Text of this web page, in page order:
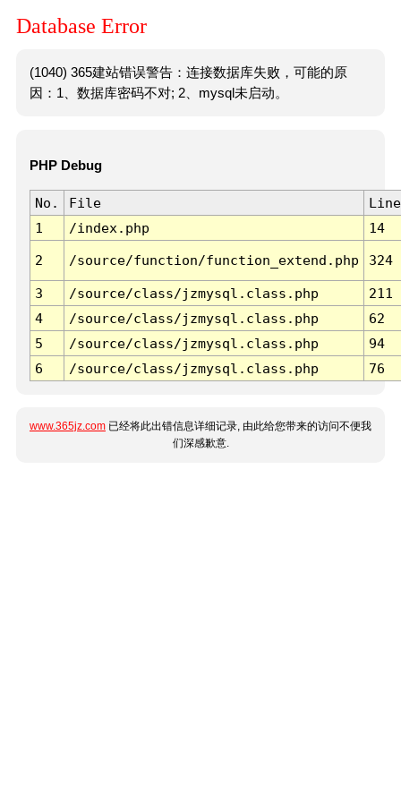
Database Error
(1040) 365建站错误警告：连接数据库失败，可能的原
因：1、数据库密码不对; 2、mysql未启动。
PHP Debug
No. File
Line
1
/index.php 14
2 /source/function/function_extend.php 324
3 /source/class/jzmysql.class.php
211
4
/source/class/jzmysql.class.php
62
5
/source/class/jzmysql.class.php
94
6
/source/class/jzmysql.class.php 76
www.365jz.com 已经将此出错信息详细记录, 由此给您带来的访问不便我
们深感歉意.